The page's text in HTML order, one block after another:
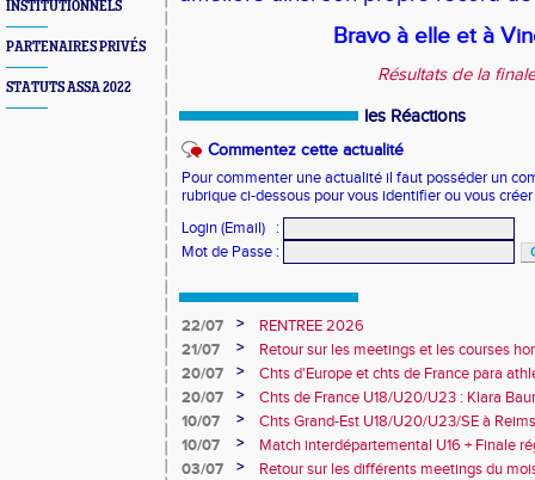
INSTITUTIONNELS
PARTENAIRES PRIVÉS
STATUTS ASSA 2022
Bravo à elle et à
Résultats de la finale
les Réactions
Commentez cette actualité
Pour commenter une actualité il faut posséder un
rubrique ci-dessous pour vous identifier ou vous
Login (Email)
:
Mot de Passe :
22/07 >
RENTREE 2026
21/07
>
Retour sur les meetings et les courses
20/07
>
Chts d'Europe et chts de France para
champion d'Europe et multiples
20/07 >
Chts de France U18/U20/U23 : Klara
10e
10/07 >
Chts Grand-Est U18/U20/U23/SE à
10/07
>
Match interdépartemental U16 + Finale
Obernai
03/07 >
Retour sur les différents meetings du